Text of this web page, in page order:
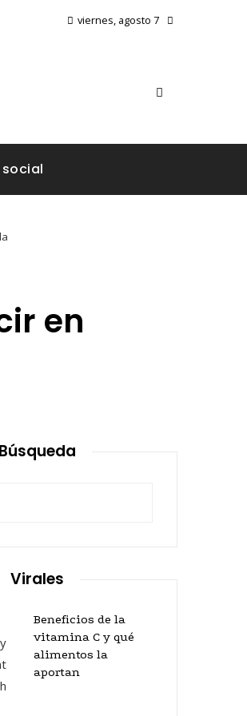
viernes, agosto 7
en
Búsqueda
Virales
Beneficios de la
vitamina C y qué
alimentos la
aportan